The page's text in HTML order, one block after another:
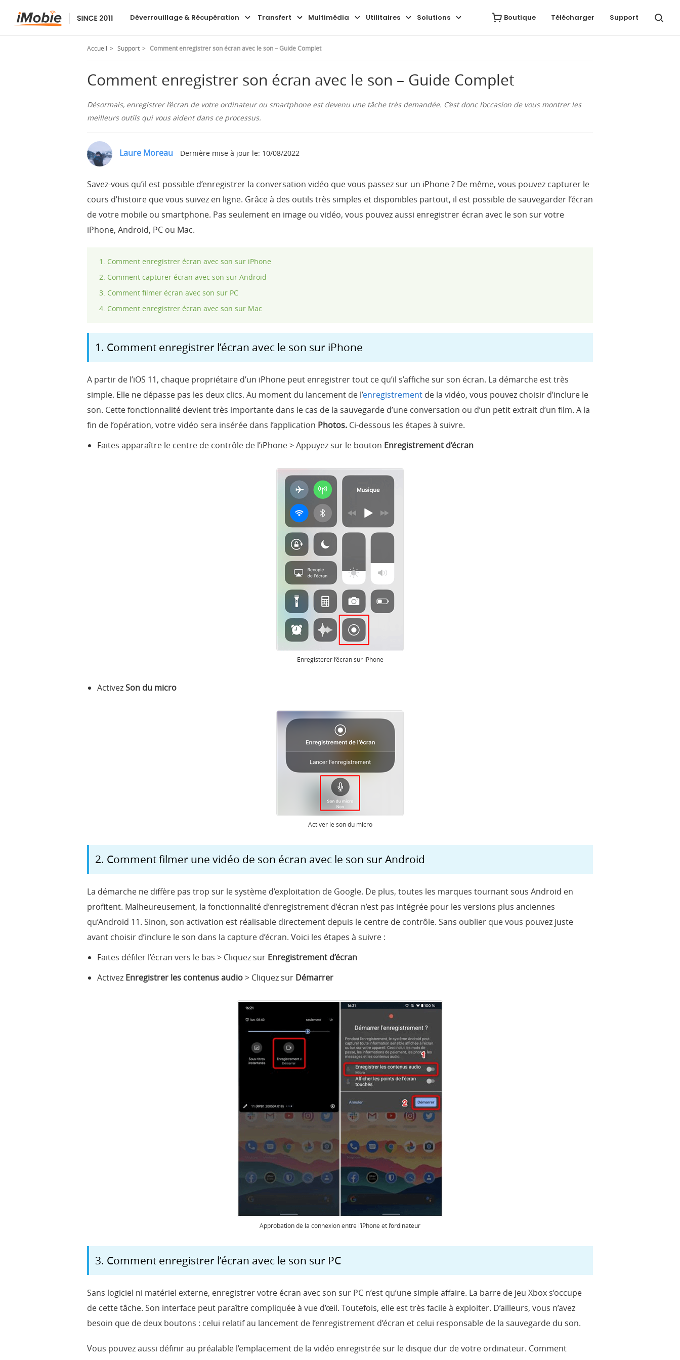
Boutique Télécharger Support
Déverrouillage & Récupération Transfert Multimédia Utilitaires Solutions
AnyTrans Aperçu Guide FAQ Avis Télécharger Acheter
Accueil Support Comment enregistrer son écran avec le son – Guide Complet
Comment enregistrer son écran avec le son – Guide Complet
Désormais, enregistrer l’écran de votre ordinateur ou smartphone est devenu une tâche très demandée. C’est donc l’occasion de vous montrer les
meilleurs outils qui vous aident dans ce processus.
Laure Moreau Dernière mise à jour le: 10/08/2022
Savez-vous qu’il est possible d’enregistrer la conversation vidéo que vous passez sur un iPhone ? De même, vous pouvez capturer le
cours d’histoire que vous suivez en ligne. Grâce à des outils très simples et disponibles partout, il est possible de sauvegarder l’écran
de votre mobile ou smartphone. Pas seulement en image ou vidéo, vous pouvez aussi enregistrer écran avec le son sur votre
iPhone, Android, PC ou Mac.
Comment enregistrer écran avec son sur iPhone
Comment capturer écran avec son sur Android
Comment filmer écran avec son sur PC
Comment enregistrer écran avec son sur Mac
1. Comment enregistrer l’écran avec le son sur iPhone
A partir de l’iOS 11, chaque propriétaire d’un iPhone peut enregistrer tout ce qu’il s’affiche sur son écran. La démarche est très
simple. Elle ne dépasse pas les deux clics. Au moment du lancement de l’enregistrement de la vidéo, vous pouvez choisir d’inclure le
son. Cette fonctionnalité devient très importante dans le cas de la sauvegarde d’une conversation ou d’un petit extrait d’un film. A la
fin de l’opération, votre vidéo sera insérée dans l’application Photos. Ci-dessous les étapes à suivre.
Faites apparaître le centre de contrôle de l’iPhone > Appuyez sur le bouton Enregistrement d’écran
Enregisterer l’écran sur iPhone
ActivezSon du micro
Activer le son du micro
2. Comment filmer une vidéo de son écran avec le son sur Android
La démarche ne diffère pas trop sur le système d’exploitation de Google. De plus, toutes les marques tournant sous Android en
profitent. Malheureusement, la fonctionnalité d’enregistrement d’écran n’est pas intégrée pour les versions plus anciennes
qu’Android 11. Sinon, son activation est réalisable directement depuis le centre de contrôle. Sans oublier que vous pouvez juste
avant choisir d’inclure le son dans la capture d’écran. Voici les étapes à suivre :
Faites défiler l’écran vers le bas > Cliquez sur Enregistrement d’écran
Activez Enregistrer les contenus audio> Cliquez sur Démarrer
Approbation de la connexion entre l’iPhone et l’ordinateur
3. Comment enregistrer l’écran avec le son sur PC
Sans logiciel ni matériel externe, enregistrer votre écran avec son sur PC n’est qu’une simple affaire. La barre de jeu Xbox s’occupe
de cette tâche. Son interface peut paraître compliquée à vue d’œil. Toutefois, elle est très facile à exploiter. D’ailleurs, vous n’avez
besoin que de deux boutons : celui relatif au lancement de l’enregistrement d’écran et celui responsable de la sauvegarde du son.
Vous pouvez aussi définir au préalable l’emplacement de la vidéo enregistrée sur le disque dur de votre ordinateur. Comment